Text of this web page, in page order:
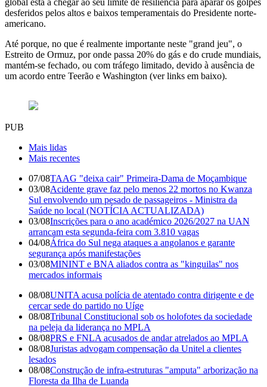
global está a chegar ao seu limite de resiliência para aparar os golpes
desferidos pelos altos e baixos temperamentais do Presidente norte-
americano.
Até porque, no que é realmente importante neste "grand jeu", o
Estreito de Ormuz, por onde passa 20% do gás e do crude mundiais,
mantém-se fechado, ou com tráfego limitado, devido à ausência de
um acordo entre Teerão e Washington (ver links em baixo).
PUB
Mais lidas
Mais recentes
07/08TAAG "deixa cair" Primeira-Dama de Moçambique
03/08Acidente grave faz pelo menos 22 mortos no Kwanza
Sul envolvendo um pesado de passageiros - Ministra da
Saúde no local (NOTÍCIA ACTUALIZADA)
03/08Inscrições para o ano académico 2026/2027 na UAN
arrancam esta segunda-feira com 3.810 vagas
04/08África do Sul nega ataques a angolanos e garante
segurança após manifestações
03/08MININT e BNA aliados contra as "kinguilas" nos
mercados informais
08/08UNITA acusa polícia de atentado contra dirigente e de
cercar sede do partido no Uíge
08/08Tribunal Constitucional sob os holofotes da sociedade
na peleja da liderança no MPLA
08/08PRS e FNLA acusados de andar atrelados ao MPLA
08/08Juristas advogam compensação da Unitel a clientes
lesados
08/08Construção de infra-estruturas "amputa" arborização na
Floresta da Ilha de Luanda